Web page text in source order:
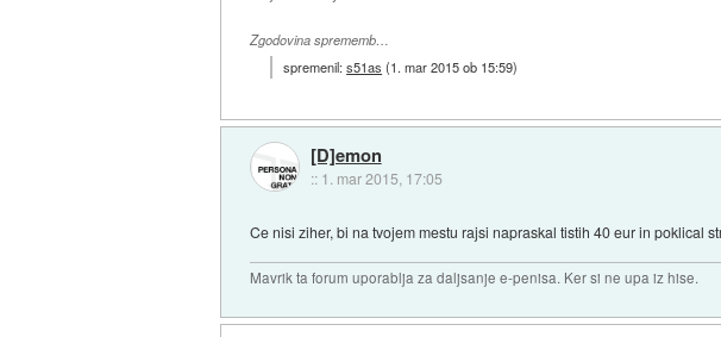
Zgodovina sprememb…
spremenil:s51as (1. mar 2015 ob 15:59)
[D]emon
:: 1. mar 2015, 17:05
Ce nisi ziher, bi na tvojem mestu rajsi napraskal tistih 40 eur in poklical
Mavrik ta forum uporablja za daljsanje e-penisa. Ker si ne upa iz hise.